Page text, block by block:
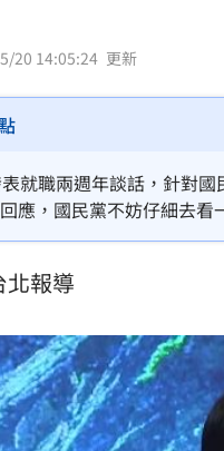
楊光友 許常德爆內幕
父拜登癌症轉移到骨頭
風磁磚砸、樹倒
別紮實 鄭明典：別出
朝聖郭董大小姐貼文
璃門被吹爆」員工嚇抱
視導平戰轉換與出港課
路：我要找的是楊光友
20 14:05:24 更新
就職兩週年談話，針對
應，國民黨不妨仔細去
則、台灣方案就是一國
，九二共識無法解決兩岸
北報導